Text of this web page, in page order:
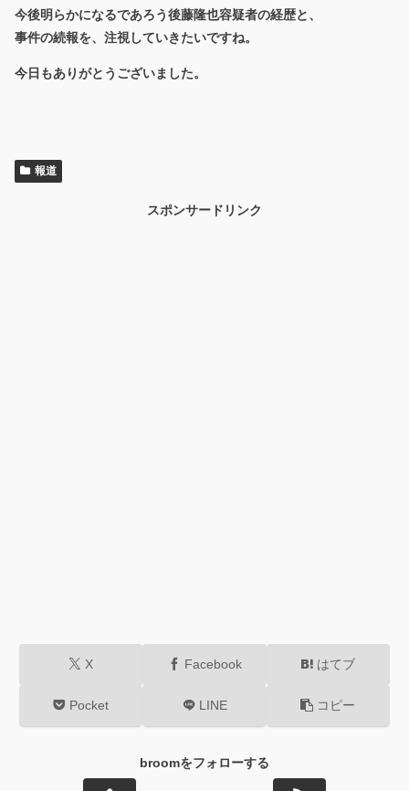
今後明らかになるであろう後藤隆也容疑者の経歴と、
事件の続報を、注視していきたいですね。
今日もありがとうございました。
報道
スポンサードリンク
X Facebook はてブ
Pocket LINE コピー
broomをフォローする